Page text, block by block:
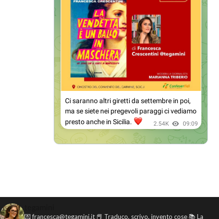
💌 francesca@tegamini.it 📕 Traduco, scrivo, invento cose📚 La